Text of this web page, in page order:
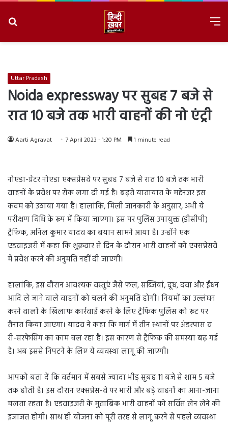
Uttar Pradesh
Noida expressway पर सुबह 7 बजे से
रात 10 बजे तक भारी वाहनों की नो एंट्री
Aarti Agravat 7 April 2023 - 1:20 PM 1 minute read
नोएडा-ग्रेटर नोएडा एक्सप्रेसवे पर सुबह 7 बजे से रात 10 बजे तक भारी
वाहनों के प्रवेश पर रोक लगा दी गई है। बढ़ते यातायात के मद्देनजर इस
कदम को उठाया गया है। हालांकि, मिली जानकारी के अनुसार, अभी ये
परीक्षण विधि के रूप में किया जाएगा। इस पर पुलिस उपायुक्त (डीसीपी)
ट्रैफिक, अनिल कुमार यादव का बयान सामने आया है। उन्होंने एक
एडवाइजरी में कहा कि शुक्रवार से दिन के दौरान भारी वाहनों को एक्सप्रेसवे
में प्रवेश करने की अनुमति नहीं दी जाएगी।
हालांकि, इस दौरान आवश्यक वस्तुएं जैसे फल, सब्जियां, दूध, दवा और ईंधन
आदि ले जाने वाले वाहनों को चलने की अनुमति होगी। नियमों का उल्लंघन
करने वालों के खिलाफ कार्रवाई करने के लिए ट्रैफिक पुलिस को रूट पर
तैनात किया जाएगा। यादव ने कहा कि मार्ग में तीन स्थानों पर अंडरपास व
री-सरफेसिंग का काम चल रहा है। इस कारण से ट्रैफिक की समस्या बढ़ गई
है। अब इससे निपटने के लिए ये व्यवस्था लागू की जाएगी।
आपको बता दें कि वर्तमान में सबसे ज्यादा भीड़ सुबह 11 बजे से शाम 5 बजे
तक होती है। इस दौरान एक्सप्रेस-वे पर भारी और बड़े वाहनों का आना-जाना
चलता रहता है। एडवाइजरी के मुताबिक भारी वाहनों को सर्विस लेन लेने की
इजाजत होगी। साथ ही योजना को पूरी तरह से लागू करने से पहले व्यवस्था